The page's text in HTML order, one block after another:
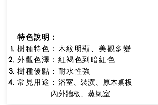
特色說明：
樹種特色：木紋明顯、美觀多變
外觀色澤：紅褐色到暗紅色
樹種優點 ：耐水性強
常見用途： 浴室、裝潢、原木桌板
內外牆板、蒸氣室